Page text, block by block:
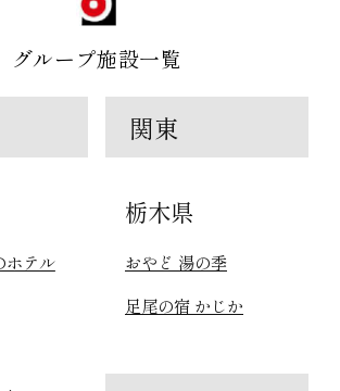
グループ施設一覧
ホテル
関東
栃木県
おやど 湯の季
足尾の宿 かじか